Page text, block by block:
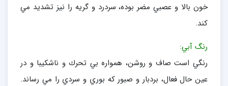
خون بالا و عصبي مضر بوده، سردرد و گريه را نيز تشديد مي
كند.
رنگ آبي:
رنگي است صاف و روشن، همواره بي تحرك و ناشكيبا و در
عين حال فعال، بردبار و صبور كه بوري و سردي را مي رساند.